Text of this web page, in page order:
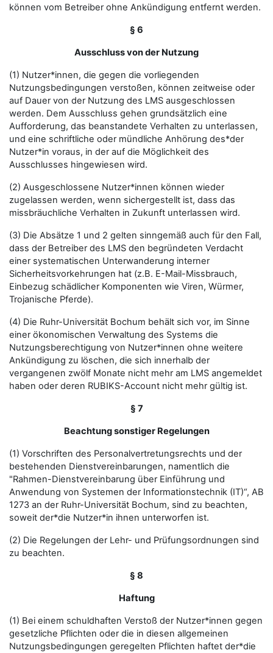
können vom Betreiber ohne Ankündigung entfernt werden.
§ 6
Ausschluss von der Nutzung
(1) Nutzer*innen, die gegen die vorliegenden
Nutzungsbedingungen verstoßen, können zeitweise oder
auf Dauer von der Nutzung des LMS ausgeschlossen
werden. Dem Ausschluss gehen grundsätzlich eine
Aufforderung, das beanstandete Verhalten zu unterlassen,
und eine schriftliche oder mündliche Anhörung des*der
Nutzer*in voraus, in der auf die Möglichkeit des
Ausschlusses hingewiesen wird.
(2) Ausgeschlossene Nutzer*innen können wieder
zugelassen werden, wenn sichergestellt ist, dass das
missbräuchliche Verhalten in Zukunft unterlassen wird.
(3) Die Absätze 1 und 2 gelten sinngemäß auch für den Fall,
dass der Betreiber des LMS den begründeten Verdacht
einer systematischen Unterwanderung interner
Sicherheitsvorkehrungen hat (z.B. E-Mail-Missbrauch,
Einbezug schädlicher Komponenten wie Viren, Würmer,
Trojanische Pferde).
(4) Die Ruhr-Universität Bochum behält sich vor, im Sinne
einer ökonomischen Verwaltung des Systems die
Nutzungsberechtigung von Nutzer*innen ohne weitere
Ankündigung zu löschen, die sich innerhalb der
vergangenen zwölf Monate nicht mehr am LMS angemeldet
haben oder deren RUBIKS-Account nicht mehr gültig ist.
§ 7
Beachtung sonstiger Regelungen
(1) Vorschriften des Personalvertretungsrechts und der
bestehenden Dienstvereinbarungen, namentlich die
"Rahmen-Dienstvereinbarung über Einführung und
Anwendung von Systemen der Informationstechnik (IT)“, AB
1273 an der Ruhr-Universität Bochum, sind zu beachten,
soweit der*die Nutzer*in ihnen unterworfen ist.
(2) Die Regelungen der Lehr- und Prüfungsordnungen sind
zu beachten.
§ 8
Haftung
(1) Bei einem schuldhaften Verstoß der Nutzer*innen gegen
gesetzliche Pflichten oder die in diesen allgemeinen
Nutzungsbedingungen geregelten Pflichten haftet der*die